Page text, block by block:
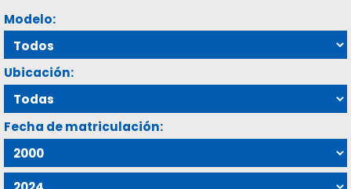
Modelo:
Ubicación:
Fecha de matriculación: